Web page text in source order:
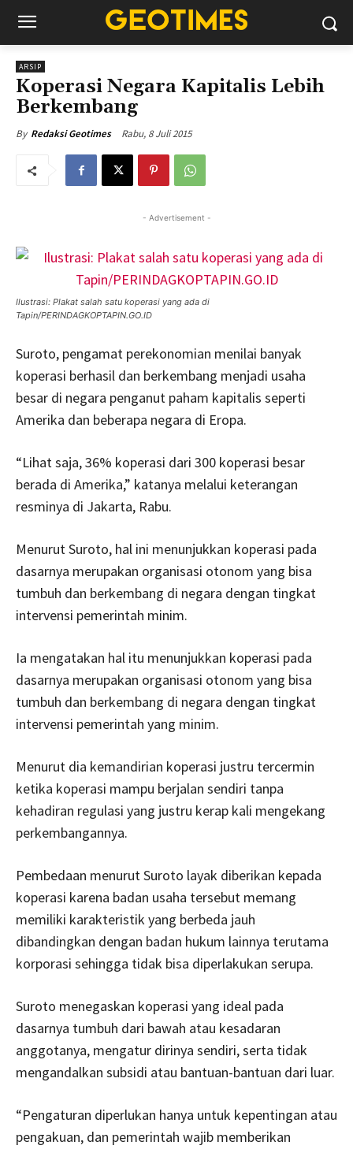
ARSIP
Koperasi Negara Kapitalis Lebih
Berkembang
By Redaksi Geotimes Rabu, 8 Juli 2015
- Advertisement -
Ilustrasi: Plakat salah satu koperasi yang ada di
Tapin/PERINDAGKOPTAPIN.GO.ID
Suroto, pengamat perekonomian menilai banyak
koperasi berhasil dan berkembang menjadi usaha
besar di negara penganut paham kapitalis seperti
Amerika dan beberapa negara di Eropa.
“Lihat saja, 36% koperasi dari 300 koperasi besar
berada di Amerika,” katanya melalui keterangan
resminya di Jakarta, Rabu.
Menurut Suroto, hal ini menunjukkan koperasi pada
dasarnya merupakan organisasi otonom yang bisa
tumbuh dan berkembang di negara dengan tingkat
intervensi pemerintah minim.
Ia mengatakan hal itu menunjukkan koperasi pada
dasarnya merupakan organisasi otonom yang bisa
tumbuh dan berkembang di negara dengan tingkat
intervensi pemerintah yang minim.
Menurut dia kemandirian koperasi justru tercermin
ketika koperasi mampu berjalan sendiri tanpa
kehadiran regulasi yang justru kerap kali mengekang
perkembangannya.
Pembedaan menurut Suroto layak diberikan kepada
koperasi karena badan usaha tersebut memang
memiliki karakteristik yang berbeda jauh
dibandingkan dengan badan hukum lainnya terutama
korporasi sehingga tidak bisa diperlakukan serupa.
Suroto menegaskan koperasi yang ideal pada
dasarnya tumbuh dari bawah atau kesadaran
anggotanya, mengatur dirinya sendiri, serta tidak
mengandalkan subsidi atau bantuan-bantuan dari luar.
“Pengaturan diperlukan hanya untuk kepentingan atau
pengakuan, dan pemerintah wajib memberikan